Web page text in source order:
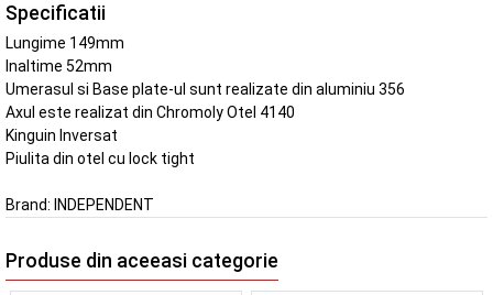
Specificatii
Lungime 149mm
Inaltime 52mm
Umerasul si Base plate-ul sunt realizate din aluminiu 356
Axul este realizat din Chromoly Otel 4140
Kinguin Inversat
Piulita din otel cu lock tight
Brand: INDEPENDENT
Produse din aceeasi categorie